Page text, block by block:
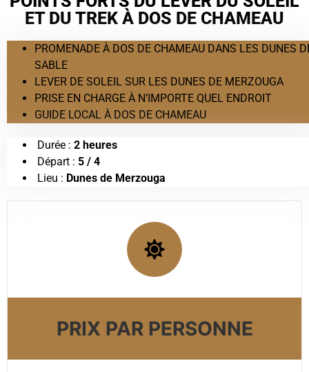
ET DU TREK À DOS DE CHAMEAU
PROMENADE À DOS DE CHAMEAU DANS LES DUNES
SABLE
LEVER DE SOLEIL SUR LES DUNES DE MERZOUGA
PRISE EN CHARGE À N’IMPORTE QUEL ENDROIT
GUIDE LOCAL À DOS DE CHAMEAU
Durée : 2 heures
Départ : 5 / 4
Lieu : Dunes de Merzouga
PRIX PAR PERSONNE